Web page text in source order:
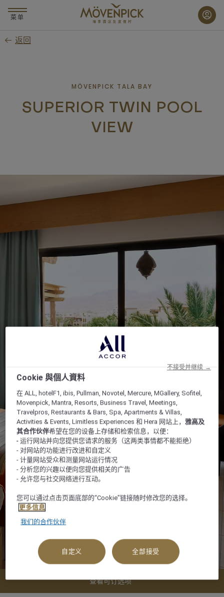
要
菜单
返回
MÖVENPICK TALA BAY
SUPERIOR TWIN POOL
VIEW
查看可订选项
Cookie 與個人資料
在 ALL, hotelF1, ibis, Pullman, Novotel, Mercure, MGallery, Sofitel,
Movenpick, Mantra, Resorts, Business Travel, Meetings,
Travelpros, Restaurants & Bars, Spa, Apartments & Villas,
Activities & Events, Limitless Experiences 和 Hera 网站上，雅高及
其合作伙伴希望在您的设备上存储和检索信息，以便：
- 运行网站并向您提供您请求的服务（这两类事情都不能拒绝）
- 对网站的功能进行改进和自定义
- 计量网站受众和测量网站运行情况
- 分析您的兴趣以便向您提供相关的广告
- 允许您与社交网络进行互动。
您可以通过点击页面底部的“Cookie”链接随时修改您的选择。
更多信息
我们的合作伙伴
自定义 全部接受
不接受并继续 →